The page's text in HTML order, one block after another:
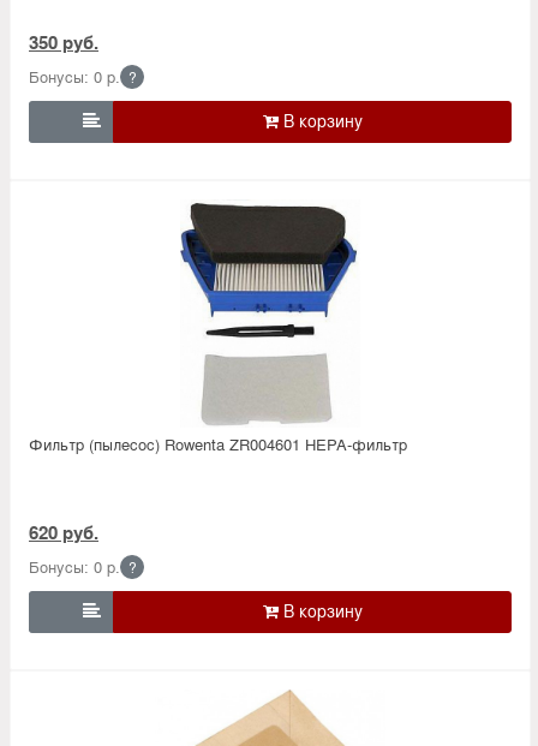
350 руб.
Бонусы: 0 р. ?

Фильтр (пылесос) Rowenta ZR004601 HEPA-фильтр
620 руб.
Бонусы: 0 р. ?
